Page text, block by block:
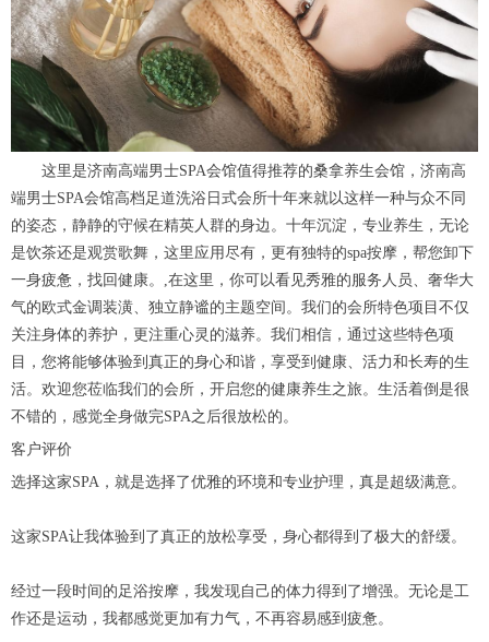
这里是济南高端男士SPA会馆值得推荐的桑拿养生会馆，济南高
端男士SPA会馆高档足道洗浴日式会所十年来就以这样一种与众不同
的姿态，静静的守候在精英人群的身边。十年沉淀，专业养生，无论
是饮茶还是观赏歌舞，这里应用尽有，更有独特的spa按摩，帮您卸下
一身疲惫，找回健康。,在这里，你可以看见秀雅的服务人员、奢华大
气的欧式金调装潢、独立静谧的主题空间。我们的会所特色项目不仅
关注身体的养护，更注重心灵的滋养。我们相信，通过这些特色项
目，您将能够体验到真正的身心和谐，享受到健康、活力和长寿的生
活。欢迎您莅临我们的会所，开启您的健康养生之旅。生活着倒是很
不错的，感觉全身做完SPA之后很放松的。
客户评价
选择这家SPA，就是选择了优雅的环境和专业护理，真是超级满意。
这家SPA让我体验到了真正的放松享受，身心都得到了极大的舒缓。
经过一段时间的足浴按摩，我发现自己的体力得到了增强。无论是工
作还是运动，我都感觉更加有力气，不再容易感到疲惫。